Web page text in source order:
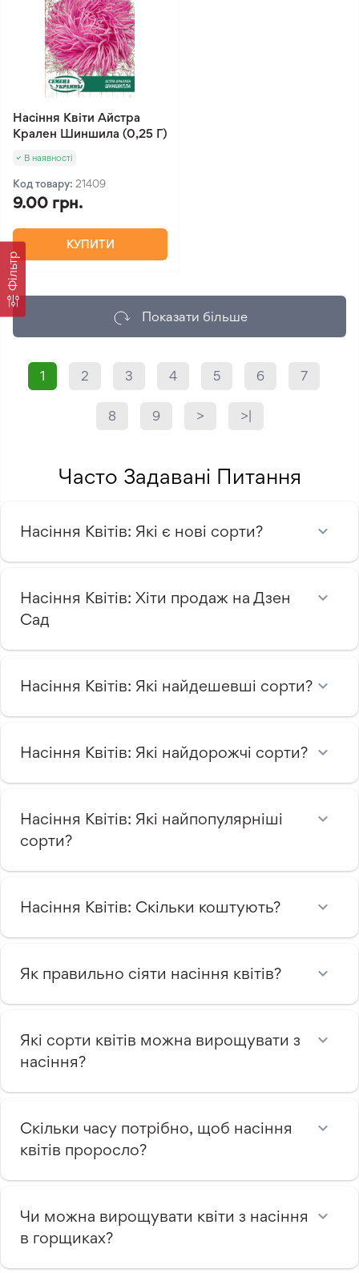
Фільтр
Насіння Квіти Айстра
Крален Шиншила (0,25 Г)
В наявності
Код товару: 21409
9.00 грн.
КУПИТИ
Показати більше
1 2 3 4 5 6 7
8 9 > >|
Часто Задавані Питання
Насіння Квітів: Які є нові сорти?
Насіння Квітів: Хіти продаж на Дзен
Сад
Насіння Квітів: Які найдешевші сорти?
Насіння Квітів: Які найдорожчі сорти?
Насіння Квітів: Які найпопулярніші
сорти?
Насіння Квітів: Скільки коштують?
Як правильно сіяти насіння квітів?
Які сорти квітів можна вирощувати з
насіння?
Скільки часу потрібно, щоб насіння
квітів проросло?
Чи можна вирощувати квіти з насіння
в горщиках?